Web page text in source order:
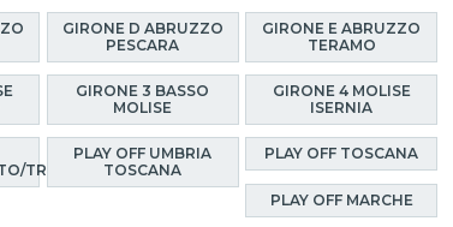
GIRONE D ABRUZZO
PESCARA
GIRONE E ABRUZZO
TERAMO
GIRONE 3 BASSO
MOLISE
GIRONE 4 MOLISE
ISERNIA
TRENTINO
PLAY OFF UMBRIA
TOSCANA
PLAY OFF TOSCANA
PLAY OFF MARCHE